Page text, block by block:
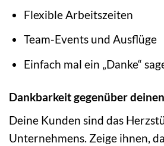
Flexible Arbeitszeiten
Team-Events und Ausflüge
Einfach mal ein „Danke“
Dankbarkeit gegenüber
Deine Kunden sind das
Unternehmens. Zeige ihnen,